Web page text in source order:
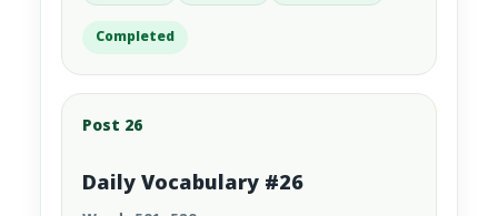
Completed
Post 26
Daily Vocabulary #26